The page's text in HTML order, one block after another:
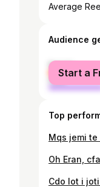
Average
Audience
female
male
Start a
Top
Mqs jemi